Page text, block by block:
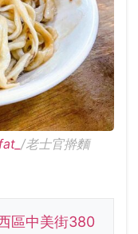
/老士官擀麵
區中美街380